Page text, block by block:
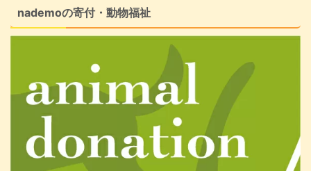
nademoの寄付・動物福祉